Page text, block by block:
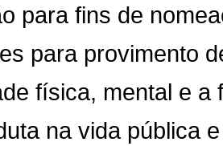
para fins de
para provimento
física, mental e a
na vida pública